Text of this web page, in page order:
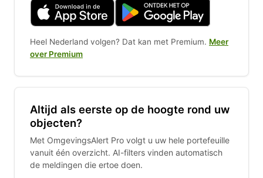
Heel Nederland volgen? Dat kan met Premium. Meer
over Premium
Altijd als eerste op de hoogte rond uw
objecten?
Met OmgevingsAlert Pro volgt u uw hele portefeuille
vanuit één overzicht. AI-filters vinden automatisch
de meldingen die ertoe doen.